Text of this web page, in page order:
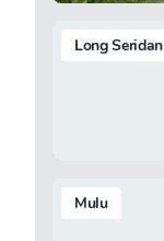
Long Seridan
Mulu